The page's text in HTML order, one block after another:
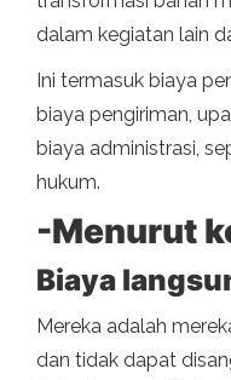
dalam kegiatan lain
Ini termasuk biaya
biaya pengiriman,
biaya administrasi,
hukum.
-Menurut
Biaya
Mereka adalah
dan tidak dapat